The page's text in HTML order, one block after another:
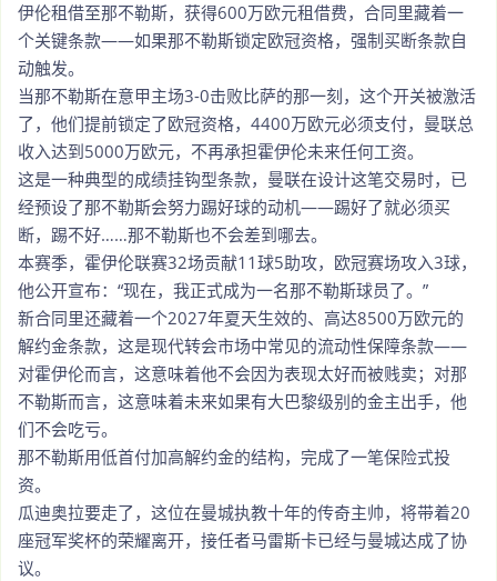
伊伦租借至那不勒斯，获得600万欧元租借费，合同里藏着一
个关键条款——如果那不勒斯锁定欧冠资格，强制买断条款自
动触发。
当那不勒斯在意甲主场3-0击败比萨的那一刻，这个开关被激活
了，他们提前锁定了欧冠资格，4400万欧元必须支付，曼联总
收入达到5000万欧元，不再承担霍伊伦未来任何工资。
这是一种典型的成绩挂钩型条款，曼联在设计这笔交易时，已
经预设了那不勒斯会努力踢好球的动机——踢好了就必须买
断，踢不好……那不勒斯也不会差到哪去。
本赛季，霍伊伦联赛32场贡献11球5助攻，欧冠赛场攻入3球，
他公开宣布：“现在，我正式成为一名那不勒斯球员了。”
新合同里还藏着一个2027年夏天生效的、高达8500万欧元的
解约金条款，这是现代转会市场中常见的流动性保障条款——
对霍伊伦而言，这意味着他不会因为表现太好而被贱卖；对那
不勒斯而言，这意味着未来如果有大巴黎级别的金主出手，他
们不会吃亏。
那不勒斯用低首付加高解约金的结构，完成了一笔保险式投
资。
瓜迪奥拉要走了，这位在曼城执教十年的传奇主帅，将带着20
座冠军奖杯的荣耀离开，接任者马雷斯卡已经与曼城达成了协
议。